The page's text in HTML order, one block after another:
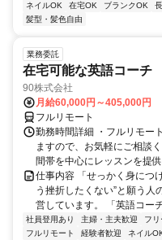
ネイルOK
在宅OK ブランクOK
髪型・髪色自由
業務委託
在宅可能な英語コーチ
90株式会社
月給60,000円～405,000円
フルリモート
勤務時間詳細 ・フルリモー
ますので、お気軽にご相談
間帯を中心にレッスンを提
仕事内容 「せっかく身につ
う挫折したくない”と願う
営しています。 「英語コー
社員登用あり 主婦・主夫歓迎 フ
フルリモート
経験者歓迎 ネイル